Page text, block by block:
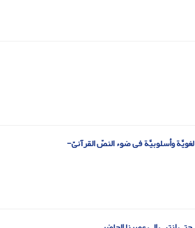
وأسلوبیَّة فی ضوء النصّ القرآنیّ-